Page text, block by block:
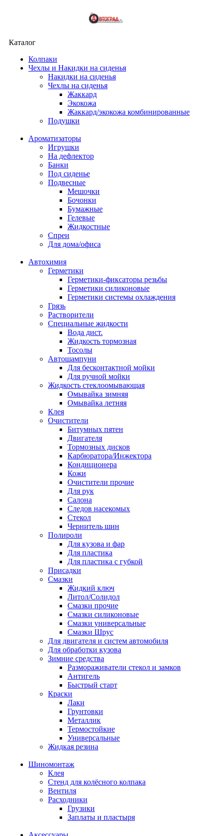
Каталог
Колпаки
Чехлы и Накидки на сиденья
Накидки на сиденья
Чехлы на сиденья
Жаккард
Экокожа
Жаккард/экокожа комбинированные
Подушки
Ароматизаторы
Игрушки
На дефлектор
Банки
Под сиденье
Подвесные
Мешочки
Бочонки
Бумажные
Гелевые
Жидкостные
Спреи
Для дома/офиса
Автохимия
Герметики
Герметики-фиксаторы резьбы
Герметики силиконовые
Герметики системы охлаждения
Грязь
Растворители
Специальные жидкости
Вода дист.
Жидкость тормозная
Тосолы
Автошампуни
Для бесконтактной мойки
Для ручной мойки
Жидкость стеклоомывающая
Омывайка зимняя
Омывайка летняя
Клея
Очистители
Битумных пятен
Двигателя
Тормозных дисков
Карбюратора/Инжектора
Кондиционера
Кожи
Очистители прочие
Для рук
Салона
Следов насекомых
Стекол
Чернитель шин
Полироли
Для кузова и фар
Для пластика
Для пластика с губкой
Присадки
Смазки
Жидкий ключ
Литол/Солидол
Смазки прочие
Смазки силиконовые
Смазки универсальные
Смазки Шрус
Для двигателя и систем автомобиля
Для обработки кузова
Зимние средства
Размораживатели стекол и замков
Антигель
Быстрый старт
Краски
Лаки
Грунтовки
Металлик
Термостойкие
Универсальные
Жидкая резина
Шиномонтаж
Клея
Стенд для колёсного колпака
Вентиля
Расходники
Грузики
Заплаты и пластыря